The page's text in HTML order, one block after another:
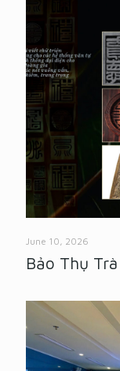
June 10, 2026
Bảo Thụ Trà